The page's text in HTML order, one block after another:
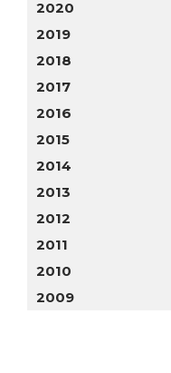
2020
2019
2018
2017
2016
2015
2014
2013
2012
2011
2010
2009